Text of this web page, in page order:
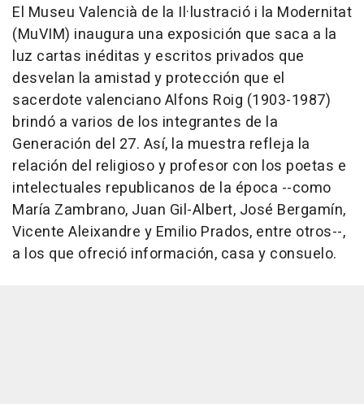
El Museu Valencià de la Il·lustració i la Modernitat
(MuVIM) inaugura una exposición que saca a la
luz cartas inéditas y escritos privados que
desvelan la amistad y protección que el
sacerdote valenciano Alfons Roig (1903-1987)
brindó a varios de los integrantes de la
Generación del 27. Así, la muestra refleja la
relación del religioso y profesor con los poetas e
intelectuales republicanos de la época --como
María Zambrano, Juan Gil-Albert, José Bergamín,
Vicente Aleixandre y Emilio Prados, entre otros--,
a los que ofreció información, casa y consuelo.